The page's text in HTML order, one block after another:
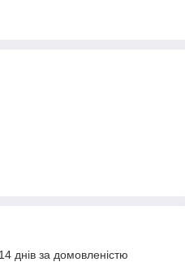
днів за домовленістю